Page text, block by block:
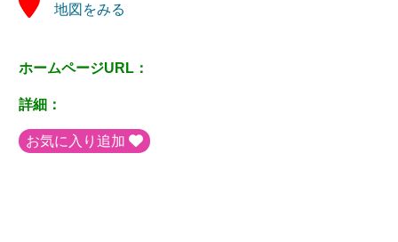
地図をみる
ホームページURL：
詳細：
お気に入り追加